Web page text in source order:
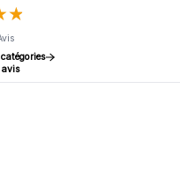
★
★
avis